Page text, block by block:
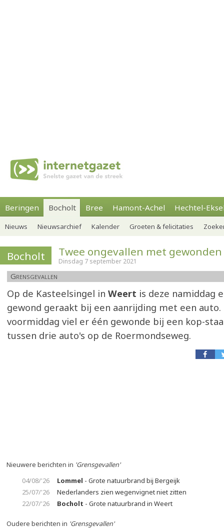
Beringen Bocholt Bree Hamont-Achel Hechtel-
Nieuws Nieuwsarchief Kalender Groeten & felicitaties
Bocholt Twee ongevallen met gewonden
Dinsdag 7 september 2021
Grensgevallen
Op de Kasteelsingel in Weert is deze namiddag
gewond geraakt bij een aanrijding met een auto.
voormiddag viel er één gewonde bij een kop-
tussen drie auto's op de Roermondseweg.
Nieuwere berichten in 'Grensgevallen'
04/08/'26
Lommel - Grote natuurbrand bij Bergeijk
25/07/'26
Nederlanders zien wegenvignet niet zitten
22/07/'26
Bocholt - Grote natuurbrand in Weert
Oudere berichten in 'Grensgevallen'